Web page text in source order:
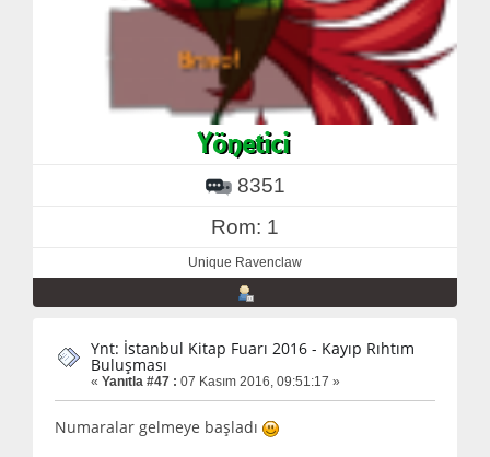
8351
Rom: 1
Unique Ravenclaw
Ynt: İstanbul Kitap Fuarı 2016 - Kayıp Rıhtım
Buluşması
« Yanıtla #47 : 07 Kasım 2016, 09:51:17 »
Numaralar gelmeye başladı